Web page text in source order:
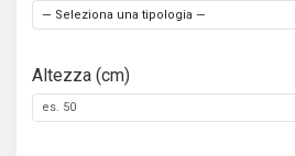
Altezza (cm)